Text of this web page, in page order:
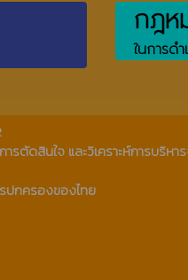
กฎห
ในการด
ตัดสินใจ และวิเคราะห์การบริห
ปกครองของไทย